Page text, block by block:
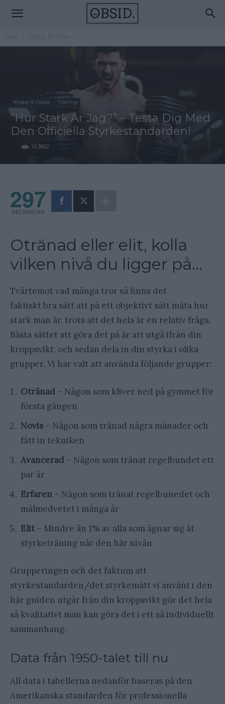
Kropp & Hälsa Träning
”Hur Stark Är Jag?” – Testa Dig Med
Den Officiella Styrkestandarden!
143862
297
DELNINGAR
Otränad eller elit, kolla
vilken nivå du ligger på…
Tvärtemot vad många tror så finns det
faktiskt bra sätt att på ett objektivt sätt mäta hur
stark man är, trots att det hela är en relativ fråga.
Bästa sättet att göra det på är att utgå ifrån din
kroppsvikt, och sedan dela in din styrka i olika
grupper. Vi har valt att använda följande grupper:
Otränad – Någon som kliver ned på gymmet för
första gången
Novis – Någon som tränad några månader och
fått in tekniken
Avancerad – Någon som tränat regelbundet ett
par år
Erfaren – Någon som tränat regelbunedet och
målmedvetet i många år
Elit– Mindre än 1% av alla som ägnar sig åt
styrketräning når den här nivån
Grupperingen och det faktum att
styrkestandarden/det styrkemått vi använt i den
här guiden utgår från din kroppsvikt gör det hela
så kvalitativt man kan göra det i ett så individuellt
sammanhang.
Data från 1950-talet till nu
All data i tabellerna nedanför baseras på den
Amerikanska standarden för professionella